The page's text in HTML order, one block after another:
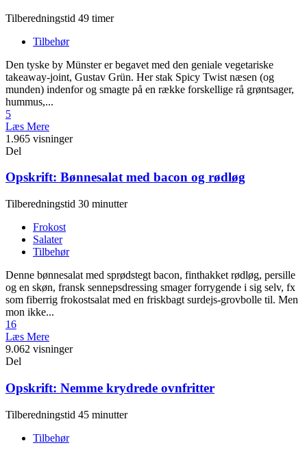
Tilberedningstid 49 timer
Tilbehør
Den tyske by Münster er begavet med den geniale vegetariske
takeaway-joint, Gustav Grün. Her stak Spicy Twist næsen (og
munden) indenfor og smagte på en række forskellige rå grøntsager,
hummus,...
5
Læs Mere
1.965 visninger
Del
Opskrift: Bønnesalat med bacon og rødløg
Tilberedningstid 30 minutter
Frokost
Salater
Tilbehør
Denne bønnesalat med sprødstegt bacon, finthakket rødløg, persille
og en skøn, fransk sennepsdressing smager forrygende i sig selv, fx
som fiberrig frokostsalat med en friskbagt surdejs-grovbolle til. Men
mon ikke...
16
Læs Mere
9.062 visninger
Del
Opskrift: Nemme krydrede ovnfritter
Tilberedningstid 45 minutter
Tilbehør